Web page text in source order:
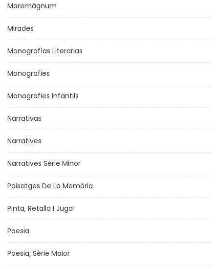
Maremàgnum
Mirades
Monografías Literarias
Monografies
Monografies Infantils
Narrativas
Narratives
Narratives Sèrie Minor
Paisatges De La Memòria
Pinta, Retalla I Juga!
Poesia
Poesia, Sèrie Maior